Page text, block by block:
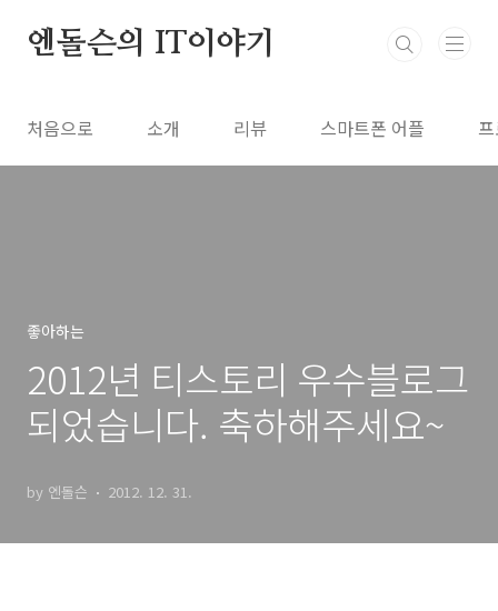
엔돌슨의 IT이야기
처음으로 소개 리뷰 스마트폰 어플
좋아하는
2012년 티스토리 우수블로그
되었습니다. 축하해주세요~
by 엔돌슨 2012. 12. 31.